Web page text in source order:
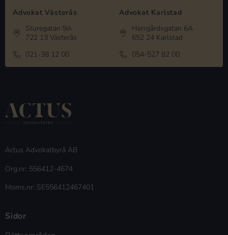
Advokat Västerås
Sturegatan 9A
722 13 Västerås
021-38 12 00
Advokat Karlstad
Herrgårdsgatan 6A
652 24 Karlstad
054-527 82 00
Actus Advokatbyrå AB
Org.nr: 556412-4674
Moms.nr: SE556412467401
Sidor